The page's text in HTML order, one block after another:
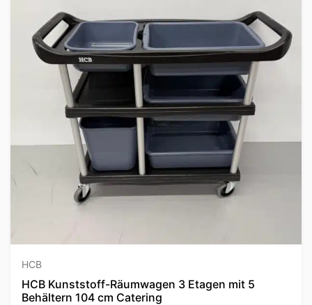
HCB
HCB Kunststoff-Räumwagen 3 Etagen mit 5
Behältern 104 cm Catering